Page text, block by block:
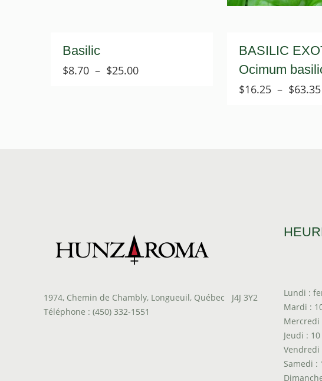
Basilic
$8.70 – $25.00Plage
BASILIC
Ocimum
$16.25 – $63.35
1974, Chemin de Chambly, Longueuil, Québec J4J 3Y2
Téléphone : (450) 332-1551
Lundi :
Mardi :
Mercredi
Jeudi :
Vendredi
Samedi :